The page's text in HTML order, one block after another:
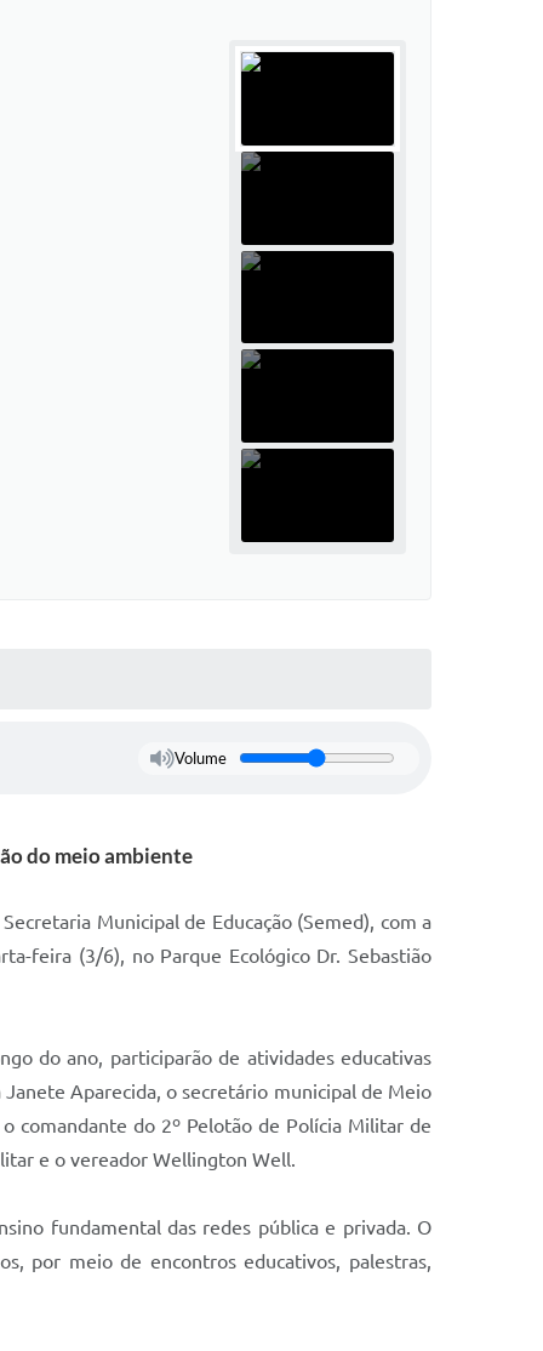
Volume
do meio ambiente
Municipal de Educação (Semed), com a
feira (3/6), no Parque Ecológico Dr. Sebastião
do ano, participarão de atividades educativas
Aparecida, o secretário municipal de Meio
comandante do 2º Pelotão de Polícia Militar de
e o vereador Wellington Well.
fundamental das redes pública e privada. O
por meio de encontros educativos, palestras,